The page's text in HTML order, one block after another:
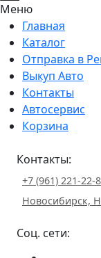
Меню
Главная
Каталог
Отправка в
Выкуп Авто
Контакты
Автосервис
Корзина
Контакты:
+7 (961) 221-22-
Новосибирск,
Соц. сети: